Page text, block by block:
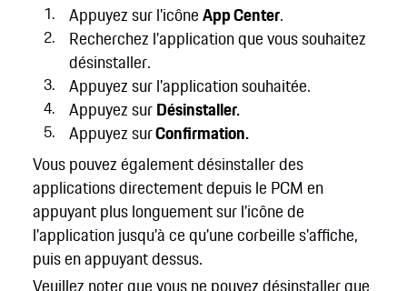
Appuyez sur l'icôneApp Center.
Recherchez l'application que vous souhaitez
désinstaller.
Appuyez sur l'application souhaitée.
Appuyez surDésinstaller.
Appuyez surConfirmation.
Vous pouvez également désinstaller des
applications directement depuis le PCM en
appuyant plus longuement sur l'icône de
l'application jusqu'à ce qu'une corbeille s'affiche,
puis en appuyant dessus.
Veuillez noter que vous ne pouvez désinstaller que